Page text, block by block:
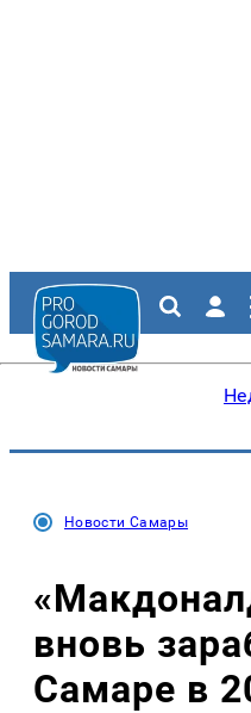
Новости Самары
вновь
Самаре в